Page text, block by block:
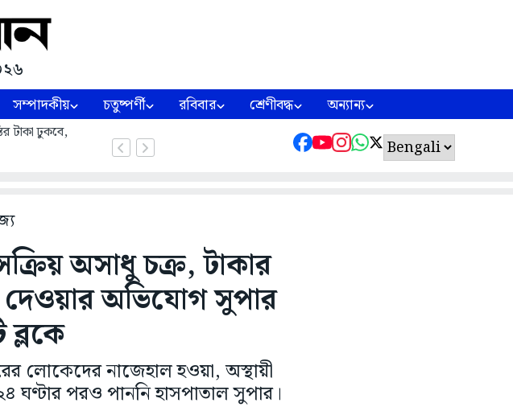
সম্পাদকীয় চতুষ্পর্ণী রবিবার শ্রেণীবদ্ধ অন্যান্য
টাকা ঢুকবে,
অসাধু চক্র, টাকার
দেওয়ার অভিযোগ সুপার
ব্লকে
লোকেদের নাজেহাল হওয়া, অস্থায়ী
২৪ ঘণ্টার পরও পাননি হাসপাতাল সুপার।